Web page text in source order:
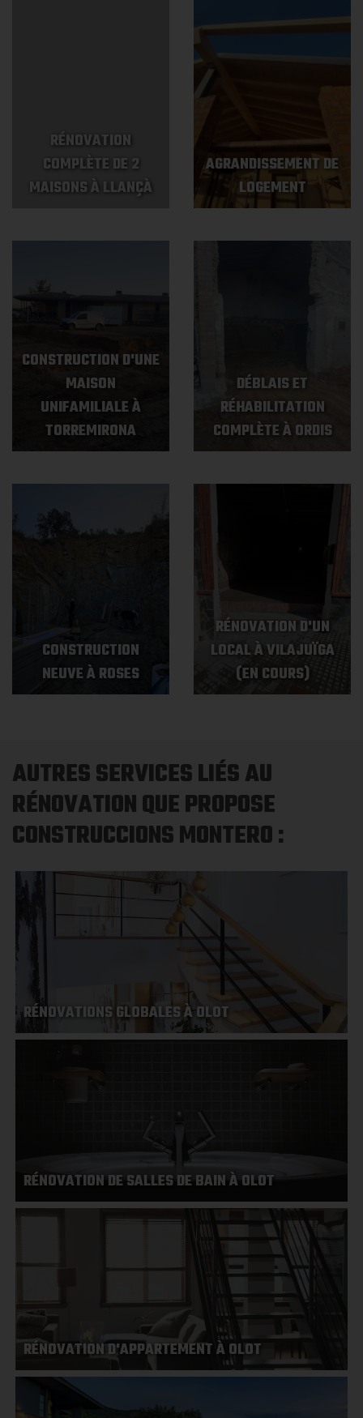
RÉNOVATION
COMPLÈTE DE 2
MAISONS À LLANÇÀ
AGRANDISSEMENT DE
LOGEMENT
CONSTRUCTION D'UNE
MAISON
UNIFAMILIALE À
TORREMIRONA
DÉBLAIS ET
RÉHABILITATION
COMPLÈTE À ORDIS
CONSTRUCTION
NEUVE À ROSES
RÉNOVATION D'UN
LOCAL À VILAJUÏGA
(EN COURS)
AUTRES SERVICES LIÉS AU
RÉNOVATION QUE PROPOSE
CONSTRUCCIONS MONTERO :
RÉNOVATIONS GLOBALES À OLOT
RÉNOVATION DE SALLES DE BAIN À OLOT
RÉNOVATION D'APPARTEMENT À OLOT